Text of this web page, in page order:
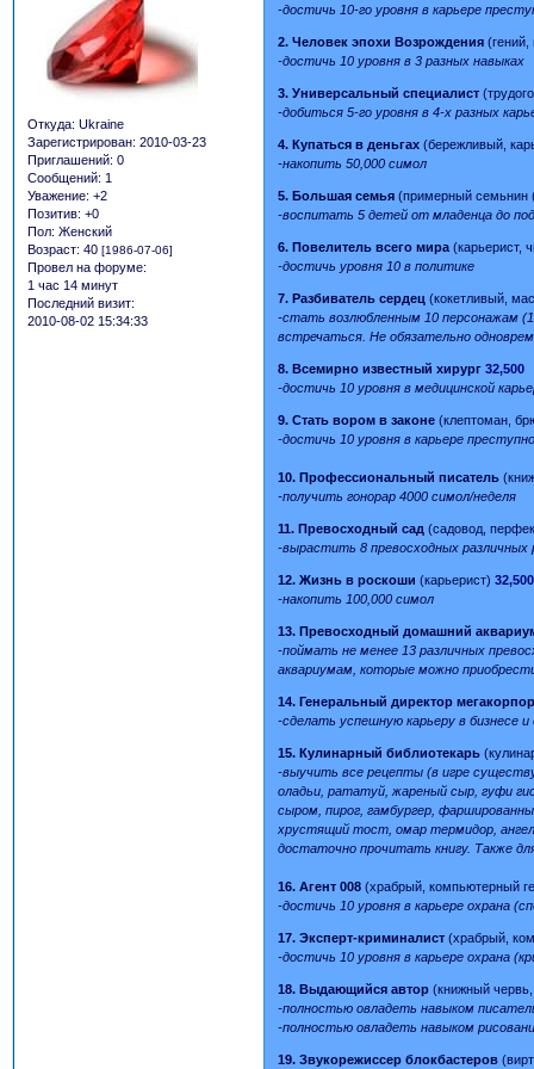
Откуда: Ukraine
Зарегистрирован: 2010-03-23
Приглашений: 0
Сообщений: 1
Уважение: +2
Позитив: +0
Пол: Женский
Возраст: 40 [1986-07-06]
Провел на форуме:
1 час 14 минут
Последний визит:
2010-08-02 15:34:33
-достичь 10-го уровня в карьере
2. Человек эпохи Возрождения
-достичь 10 уровня в 3 разных навыках
3. Универсальный специалист
-добиться 5-го уровня в 4-х разных
4. Купаться в деньгах (бережливый,
-накопить 50,000 симол
5. Большая семья (примерный семьнин
-воспитать 5 детей от младенца до
6. Повелитель всего мира (карьерист,
-достичь уровня 10 в политике
7. Разбиватель сердец (кокетливый,
-стать возлюбленным 10 персонажам
встречаться. Не обязательно
8. Всемирно известный хирург 32,500
-достичь 10 уровня в медицинской
9. Стать вором в законе (клептоман,
-достичь 10 уровня в карьере
10. Профессиональный писатель
-получить гонорар 4000 симол/неделя
11. Превосходный сад (садовод,
-вырастить 8 превосходных различных
12. Жизнь в роскоши (карьерист)32,500
-накопить 100,000 симол
13. Превосходный домашний
-поймать не менее 13 различных
аквариумам, которые можно
14. Генеральный директор
-сделать успешную карьеру в бизнесе
15. Кулинарный библиотекарь
-выучить все рецепты (в игре
оладьи, рататуй, жареный сыр, гуфи
сыром, пирог, гамбургер,
хрустящий тост, омар термидор,
достаточно прочитать книгу. Также
16. Агент 008 (храбрый, компьютерный
-достичь 10 уровня в карьере охрана
17. Эксперт-криминалист (храбрый,
-достичь 10 уровня в карьере охрана
18. Выдающийся автор(книжный
-полностью овладеть навыком
-полностью овладеть навыком
19. Звукорежиссер блокбастеров